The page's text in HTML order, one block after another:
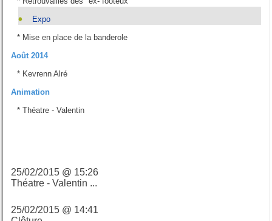
Expo
* Mise en place de la banderole
Août 2014
* Kevrenn Alré
Animation
* Théatre - Valentin
25/02/2015 @ 15:26
Théatre - Valentin ...
25/02/2015 @ 14:41